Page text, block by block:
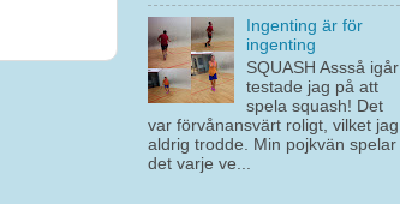
Ingenting är för
ingenting
SQUASH Assså igår
testade jag på att
spela squash! Det
var förvånansvärt roligt, vilket jag
aldrig trodde. Min pojkvän spelar
det varje ve...